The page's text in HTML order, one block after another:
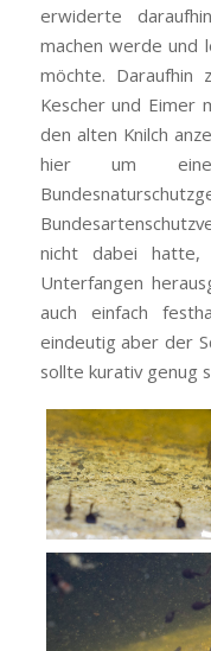
erwiderte
machen werde und
möchte.
Kescher und Eimer
den alten Knilch
hier um
nicht dabei hatte,
Unterfangen
auch einfach
eindeutig aber der
sollte kurativ genug